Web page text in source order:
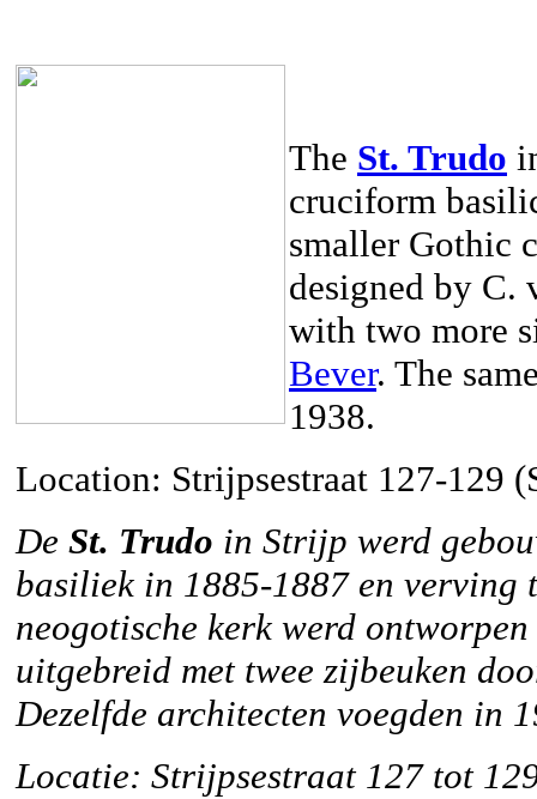
The St. Trudo
cruciform
smaller Gothic
designed by C.
with two more
Bever. The
1938.
Location: Strijpsestraat 127-129
De St. Trudo in Strijp werd
basiliek in 1885-1887 en verving
neogotische kerk werd
uitgebreid met twee zijbeuken
Dezelfde architecten voegden in
Locatie: Strijpsestraat 127 tot